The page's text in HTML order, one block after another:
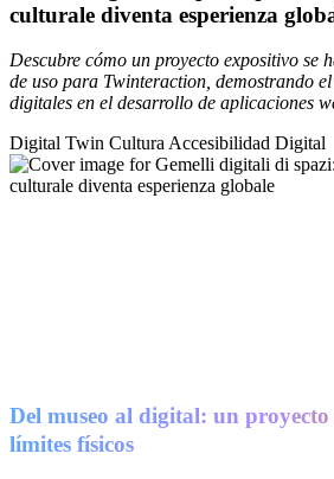
culturale diventa esperienza
Descubre cómo un proyecto expositivo se
de uso para Twinteraction, demostrando
digitales en el desarrollo de aplicaciones
Digital Twin CulturaAccesibilidad Digital
Del museo al digital: un proyecto
límites físicos